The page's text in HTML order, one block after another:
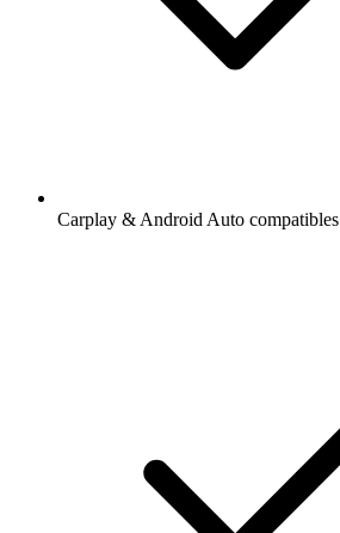
Carplay & Android Auto compatibles